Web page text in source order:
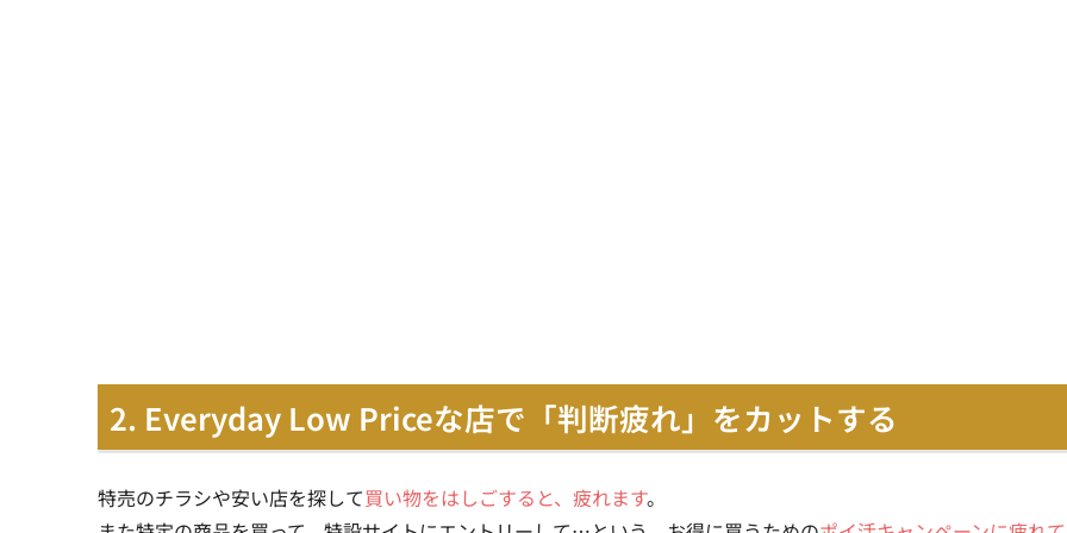
2. Everyday Low Priceな店で「判断疲れ」をカットする
特売のチラシや安い店を探して買い物をはしごすると、疲れます。